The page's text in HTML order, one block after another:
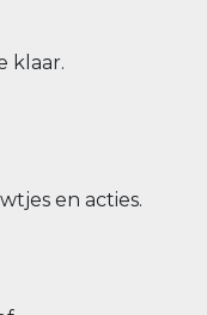
klaar.
en acties.